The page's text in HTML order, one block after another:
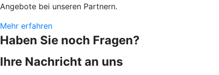
Angebote bei unseren Partnern.
Mehr erfahren
Haben Sie noch Fragen?
Ihre Nachricht an uns